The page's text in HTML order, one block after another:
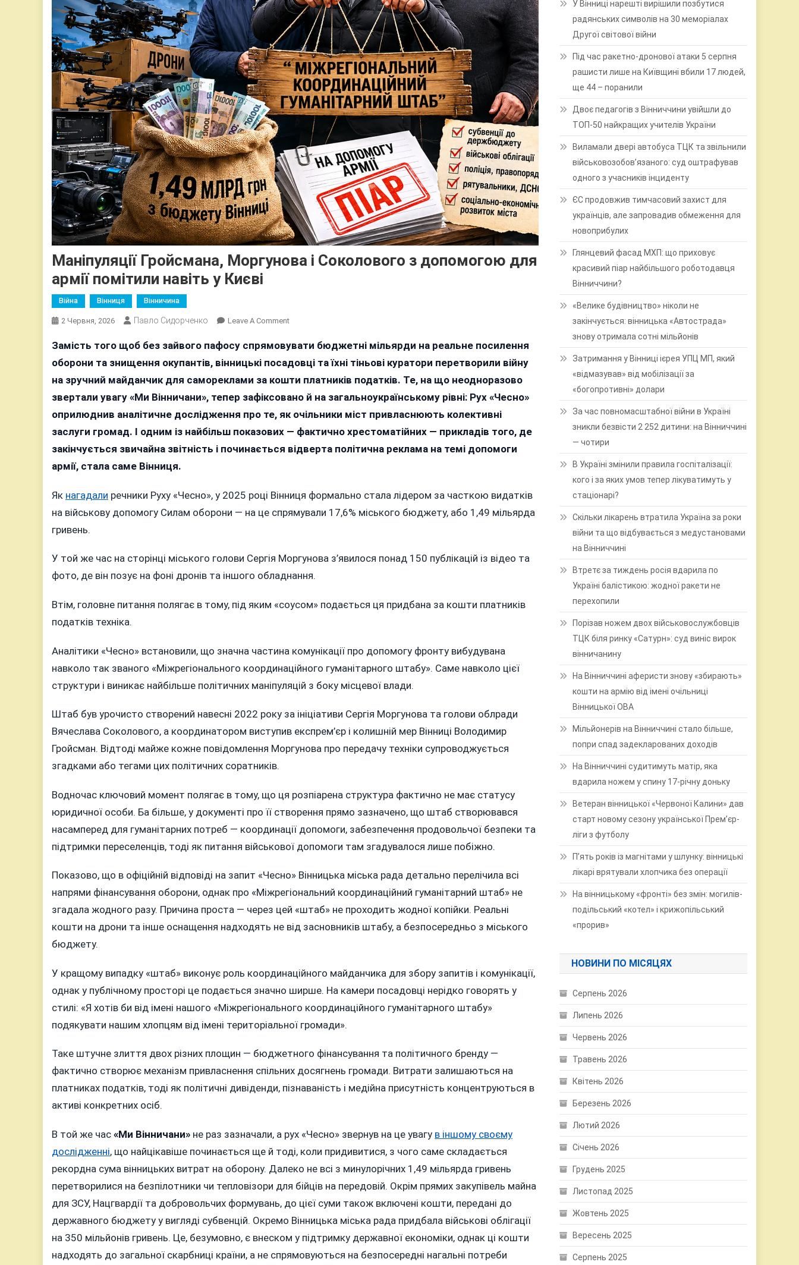
Маніпуляції Гройсмана, Моргунова і Соколового з допомогою для
армії помітили навіть у Києві
Війна Вінниця Вінничина
2 Червня, 2026 Павло Сидорченко Leave A CommentOn
Гройсмана,
Моргунова
З
Допомогою
Для
Армії
Помітили
Києві
Замість того щоб без зайвого пафосу спрямовувати бюджетні мільярди на реальне посилення
оборони та знищення окупантів, вінницькі посадовці та їхні тіньові куратори перетворили війну
на зручний майданчик для самореклами за кошти платників податків. Те, на що неодноразово
звертали увагу «Ми Вінничани», тепер зафіксовано й на загальноукраїнському рівні: Рух «Чесно»
оприлюднив аналітичне дослідження про те, як очільники міст привласнюють колективні
заслуги громад. І одним із найбільш показових — фактично хрестоматійних — прикладів того, де
закінчується звичайна звітність і починається відверта політична реклама на темі допомоги
армії, стала саме Вінниця.
Як нагадали речники Руху «Чесно», у 2025 році Вінниця формально стала лідером за часткою видатків
на військову допомогу Силам оборони — на це спрямували 17,6% міського бюджету, або 1,49 мільярда
гривень.
У той же час на сторінці міського голови Сергія Моргунова з’явилося понад 150 публікацій із відео та
фото, де він позує на фоні дронів та іншого обладнання.
Втім, головне питання полягає в тому, під яким «соусом» подається ця придбана за кошти платників
податків техніка.
Аналітики «Чесно» встановили, що значна частина комунікації про допомогу фронту вибудувана
навколо так званого «Міжрегіонального координаційного гуманітарного штабу». Саме навколо цієї
структури і виникає найбільше політичних маніпуляцій з боку місцевої влади.
Штаб був урочисто створений навесні 2022 року за ініціативи Сергія Моргунова та голови облради
Вячеслава Соколового, а координатором виступив експрем’єр і колишній мер Вінниці Володимир
Гройсман. Відтоді майже кожне повідомлення Моргунова про передачу техніки супроводжується
згадками або тегами цих політичних соратників.
Водночас ключовий момент полягає в тому, що ця розпіарена структура фактично не має статусу
юридичної особи. Ба більше, у документі про її створення прямо зазначено, що штаб створювався
насамперед для гуманітарних потреб — координації допомоги, забезпечення продовольчої безпеки та
підтримки переселенців, тоді як питання військової допомоги там згадувалося лише побіжно.
Показово, що в офіційній відповіді на запит «Чесно» Вінницька міська рада детально перелічила всі
напрями фінансування оборони, однак про «Міжрегіональний координаційний гуманітарний штаб» не
згадала жодного разу. Причина проста — через цей «штаб» не проходить жодної копійки. Реальні
кошти на дрони та інше оснащення надходять не від засновників штабу, а безпосередньо з міського
бюджету.
У кращому випадку «штаб» виконує роль координаційного майданчика для збору запитів і комунікації,
однак у публічному просторі це подається значно ширше. На камери посадовці нерідко говорять у
стилі: «Я хотів би від імені нашого «Міжрегіонального координаційного гуманітарного штабу»
подякувати нашим хлопцям від імені територіальної громади».
Таке штучне злиття двох різних площин — бюджетного фінансування та політичного бренду —
фактично створює механізм привласнення спільних досягнень громади. Витрати залишаються на
платниках податків, тоді як політичні дивіденди, пізнаваність і медійна присутність концентруються в
активі конкретних осіб.
В той же час «Ми Вінничани» не раз зазначали, а рух «Чесно» звернув на це увагу в іншому своєму
дослідженні, що найцікавіше починається ще й тоді, коли придивитися, з чого саме складається
рекордна сума вінницьких витрат на оборону. Далеко не всі з минулорічних 1,49 мільярда гривень
перетворилися на безпілотники чи тепловізори для бійців на передовій. Окрім прямих закупівель майна
для ЗСУ, Нацгвардії та добровольчих формувань, до цієї суми також включені кошти, передані до
державного бюджету у вигляді субвенцій. Окремо Вінницька міська рада придбала військові облігації
на 350 мільйонів гривень. Це, безумовно, є внеском у підтримку державної економіки, однак ці кошти
надходять до загальної скарбниці країни, а не спрямовуються на безпосередні нагальні потреби
У Вінниці нарешті вирішили позбутися
радянських символів на 30 меморіалах
Другої світової війни
Під час ракетно-дронової атаки 5 серпня
рашисти лише на Київщині вбили 17 людей,
ще 44 – поранили
Двоє педагогів з Вінниччини увійшли до
ТОП-50 найкращих учителів України
Виламали двері автобуса ТЦК та звільнили
військовозобов’язаного: суд оштрафував
одного з учасників інциденту
ЄС продовжив тимчасовий захист для
українців, але запровадив обмеження для
новоприбулих
Глянцевий фасад МХП: що приховує
красивий піар найбільшого роботодавця
Вінниччини?
«Велике будівництво» ніколи не
закінчується: вінницька «Автострада»
знову отримала сотні мільйонів
Затримання у Вінниці ієрея УПЦ МП, який
«відмазував» від мобілізації за
«богопротивні» долари
За час повномасштабної війни в Україні
зникли безвісти 2 252 дитини: на Вінниччині
— чотири
В Україні змінили правила госпіталізації:
кого і за яких умов тепер лікуватимуть у
стаціонарі?
Скільки лікарень втратила Україна за роки
війни та що відбувається з медустановами
на Вінниччині
Втретє за тиждень росія вдарила по
Україні балістикою: жодної ракети не
перехопили
Порізав ножем двох військовослужбовців
ТЦК біля ринку «Сатурн»: суд виніс вирок
вінничанину
На Вінниччині аферисти знову «збирають»
кошти на армію від імені очільниці
Вінницької ОВА
Мільйонерів на Вінниччині стало більше,
попри спад задекларованих доходів
На Вінниччині судитимуть матір, яка
вдарила ножем у спину 17-річну доньку
Ветеран вінницької «Червоної Калини» дав
старт новому сезону української Прем’єр-
ліги з футболу
П’ять років із магнітами у шлунку: вінницькі
лікарі врятували хлопчика без операції
На вінницькому «фронті» без змін: могилів-
подільський «котел» і крижопільський
«прорив»
НОВИНИ ПО МІСЯЦЯХ
Серпень 2026
Липень 2026
Червень 2026
Травень 2026
Квітень 2026
Березень 2026
Лютий 2026
Січень 2026
Грудень 2025
Листопад 2025
Жовтень 2025
Вересень 2025
Серпень 2025